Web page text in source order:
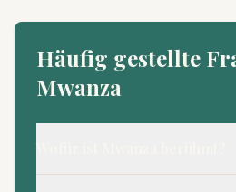
Häufig gestellte
Mwanza